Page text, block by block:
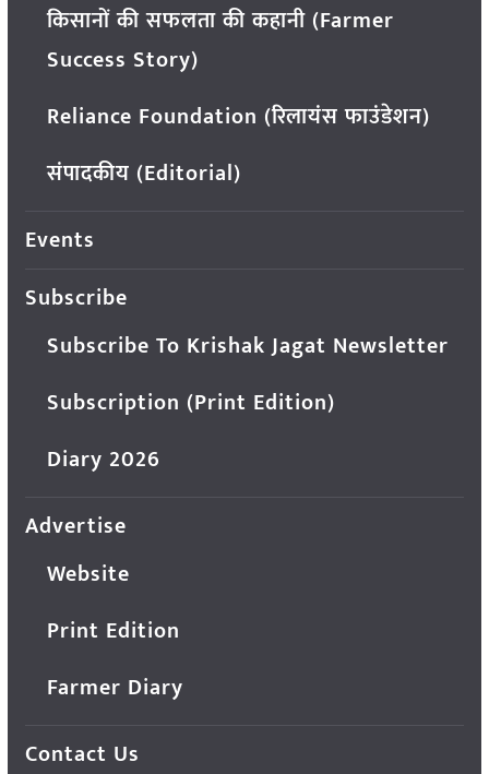
किसानों की सफलता की कहानी (Farmer
Success Story)
Reliance Foundation (रिलायंस फाउंडेशन)
संपादकीय (Editorial)
Events
Subscribe
Subscribe To Krishak Jagat Newsletter
Subscription (Print Edition)
Diary 2026
Advertise
Website
Print Edition
Farmer Diary
Contact Us